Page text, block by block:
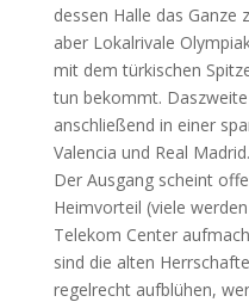
dessen Halle das Ganze
aber Lokalrivale
mit dem türkischen
tun bekommt.
anschließend in einer
Valencia und Real Madrid.
Der Ausgang scheint
Heimvorteil (viele
Telekom Center
sind die alten
regelrecht aufblühen,